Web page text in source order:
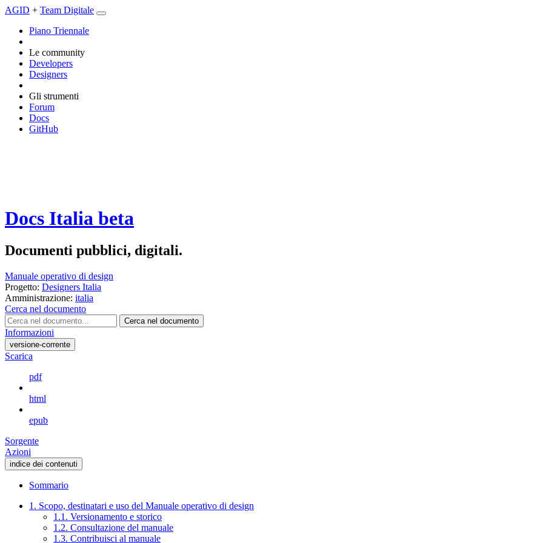
AGID + Team Digitale
Piano Triennale
Le community
Developers
Designers
Gli strumenti
Forum
Docs
GitHub
Docs Italia beta
Documenti pubblici, digitali.
Manuale operativo di design
Progetto: Designers Italia
Amministrazione: italia
Cerca nel documento
Cerca nel documento
Informazioni
versione-corrente
Scarica
pdf
html
epub
Sorgente
Azioni
indice dei contenuti
Sommario
1. Scopo, destinatari e uso del Manuale operativo di design
1.1. Versionamento e storico
1.2. Consultazione del manuale
1.3. Contribuisci al manuale